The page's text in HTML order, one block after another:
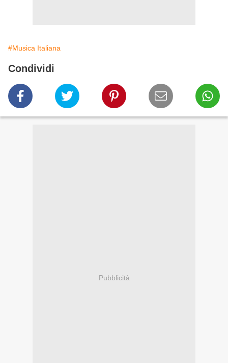
#Musica Italiana
Condividi
Pubblicità